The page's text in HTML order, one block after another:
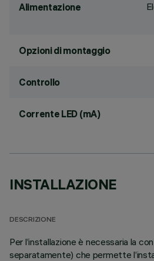
Alimentazione
Opzioni di montaggio
Controllo
Corrente LED (mA)
INSTALLAZIONE
DESCRIZIONE
Per l’installazione è necessaria la
separatamente) che permette